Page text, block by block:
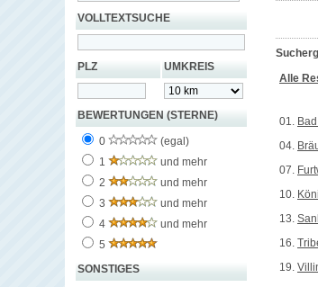
VOLLTEXTSUCHE
PLZ UMKREIS
BEWERTUNGEN (STERNE)
0
(egal)
1
und mehr
2
und mehr
3
und mehr
4
und mehr
5
SONSTIGES
Alle
01.
04.
07.
10.
13.
16.
19.